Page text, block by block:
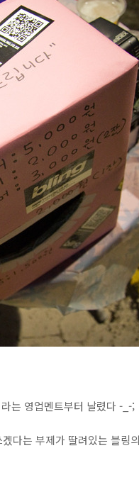
는 영업멘트부터 날렸다 -_-;
다는 부제가 딸려있는 블링